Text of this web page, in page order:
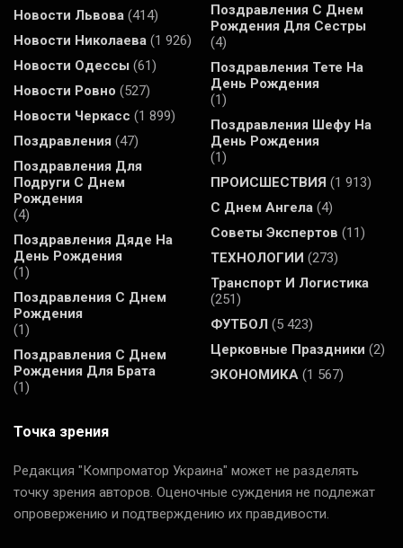
Новости Львова (414)
Новости Николаева (1 926)
Новости Одессы (61)
Новости Ровно (527)
Новости Черкасс (1 899)
Поздравления (47)
Поздравления Для
Подруги С Днем
Рождения
(4)
Поздравления Дяде На
День Рождения
(1)
Поздравления С Днем
Рождения
(1)
Поздравления С Днем
Рождения Для Брата
(1)
Поздравления С Днем
Рождения Для Сестры
(4)
Поздравления Тете На
День Рождения
(1)
Поздравления Шефу На
День Рождения
(1)
ПРОИСШЕСТВИЯ (1 913)
С Днем Ангела (4)
Советы Экспертов (11)
ТЕХНОЛОГИИ (273)
Транспорт И Логистика
(251)
ФУТБОЛ (5 423)
Церковные Праздники (2)
ЭКОНОМИКА (1 567)
Точка зрения
Редакция "Компроматор Украина" может не разделять
точку зрения авторов. Оценочные суждения не подлежат
опровержению и подтверждению их правдивости.